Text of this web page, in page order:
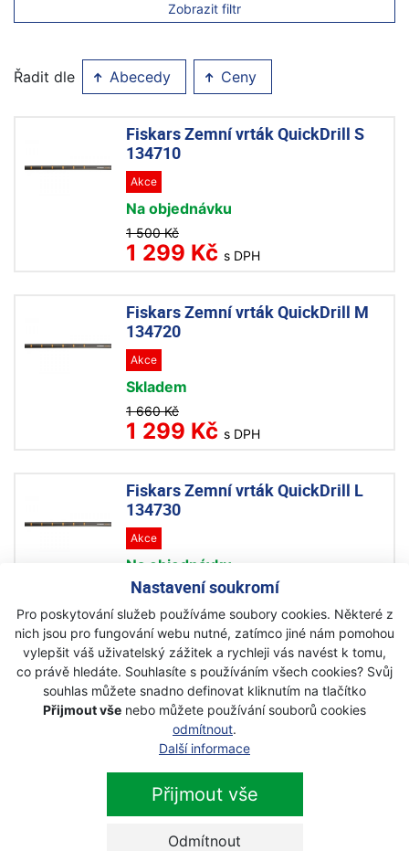
Nastavení soukromí
Pro poskytování služeb používáme soubory cookies. Některé z
nich jsou pro fungování webu nutné, zatímco jiné nám pomohou
vylepšit váš uživatelský zážitek a rychleji vás navést k tomu,
co právě hledáte. Souhlasíte s používáním všech cookies? Svůj
souhlas můžete snadno definovat kliknutím na tlačítko
Přijmout vše nebo můžete používání souborů cookies
odmítnout.
Další informace
Přijmout vše
Odmítnout
Zobrazit filtr
Řadit dle Abecedy Ceny
Fiskars Zemní vrták QuickDrill S
134710
Akce
Na objednávku
1 500 Kč
1 299 Kč s DPH
Fiskars Zemní vrták QuickDrill M
134720
Akce
Skladem
1 660 Kč
1 299 Kč s DPH
Fiskars Zemní vrták QuickDrill L
134730
Akce
Na objednávku
1 790 Kč
1 420 Kč s DPH
Přihlaste se k odběru novinek
Zaškrtnutím souhlasím se zpracováním osobních